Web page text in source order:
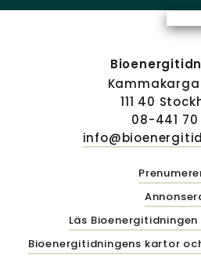
111 40
08-441 70
Läs
Bioenergitidningens kartor